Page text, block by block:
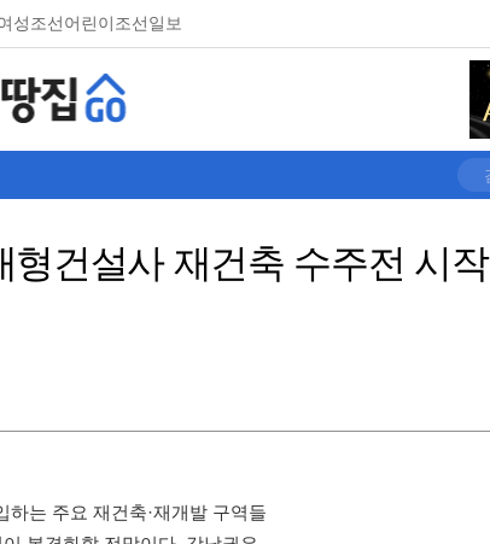
성조선어린이조선일보
건설사 재건축 수주전 시작
는 주요 재건축·재개발 구역들